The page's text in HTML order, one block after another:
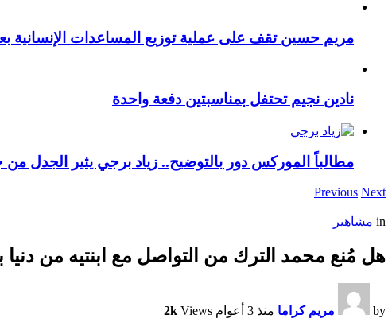
مريم حسين تقف على عملية توزيع المساعدات الإنسانية
نادين نجيم تحتفل بمناسبتين دفعة واحدة
مطالباً الموركس دور بالتوضيح.. زياد برجي يثير الجدل من
Previous Next
in مشاهير
هل مُنع محمد الترك من التواصل مع ابنتيه من
by مريم كراما منذ 3 أعوام 2k Views